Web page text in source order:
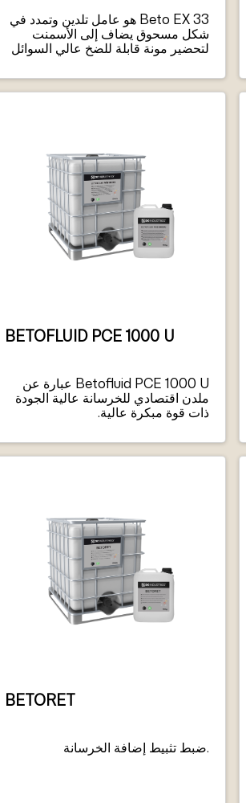
Beto EX 33 هو عامل تلدين وتمدد في
شكل مسحوق يضاف إلى الأسمنت
لتحضير مونة قابلة للضخ عالي السوائل
BETOFLUID PCE 1000 U
Betofluid PCE 1000 U عبارة عن
ملدن اقتصادي للخرسانة عالية الجودة
ذات قوة مبكرة عالية.
BETORET
.ضبط تثبيط إضافة الخرسانة